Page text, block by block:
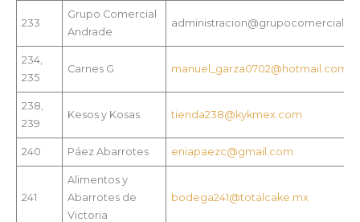
233
Grupo Comercial
Andrade
234,
235
Carnes G manuel_garza0702@hotmail.com
238,
239
Kesos y Kosas tienda238@kykmex.com
240 Páez Abarrotes eniapaezc@gmail.com
241
Alimentos y
Abarrotes de
Victoria
bodega241@totalcake.mx